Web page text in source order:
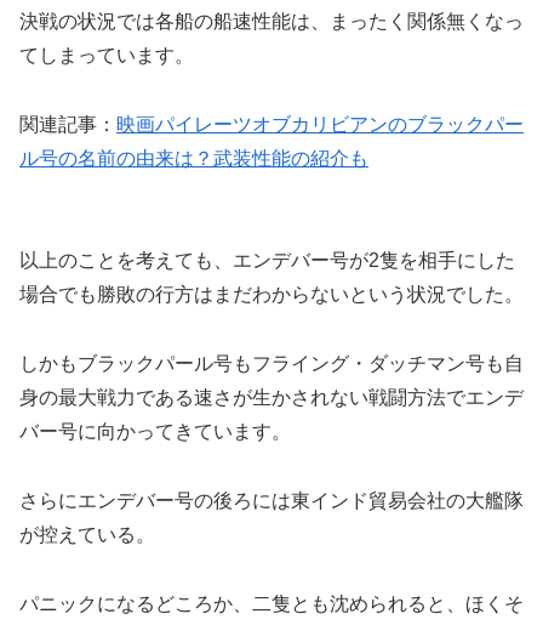
決戦の状況では各船の船速性能は、まったく関係無くなっ
てしまっています。
関連記事： 映画パイレーツオブカリビアンのブラックパー
ル号の名前の由来は？武装性能の紹介も
以上のことを考えても、エンデバー号が2隻を相手にした
場合でも勝敗の行方はまだわからないという状況でした。
しかもブラックパール号もフライング・ダッチマン号も自
身の最大戦力である速さが生かされない戦闘方法でエンデ
バー号に向かってきています。
さらにエンデバー号の後ろには東インド貿易会社の大艦隊
が控えている。
パニックになるどころか、二隻とも沈められると、ほくそ